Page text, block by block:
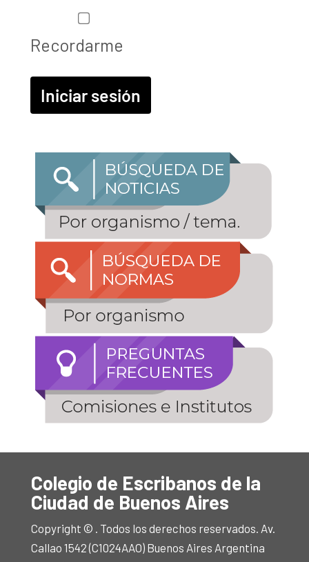
Recordarme
Colegio de Escribanos de la
Ciudad de Buenos Aires
Copyright © . Todos los derechos reservados. Av.
Callao 1542 (C1024AAO) Buenos Aires Argentina